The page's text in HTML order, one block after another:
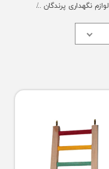
لوازم نگهداری پرندگان